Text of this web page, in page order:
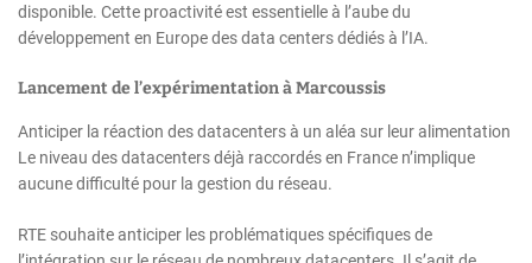
disponible. Cette proactivité est essentielle à l’aube du
développement en Europe des data centers dédiés à l’IA.
Lancement de l’expérimentation à Marcoussis
Anticiper la réaction des datacenters à un aléa sur leur alimentation
Le niveau des datacenters déjà raccordés en France n’implique
aucune difficulté pour la gestion du réseau.
RTE souhaite anticiper les problématiques spécifiques de